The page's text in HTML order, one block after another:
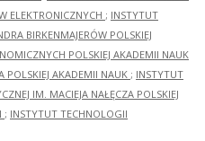
ELEKTRONICZNYCH ; INSTYTUT
BIRKENMAJERÓW POLSKIEJ
POLSKIEJ AKADEMII NAUK
POLSKIEJ AKADEMII NAUK ; INSTYTUT
IM. MACIEJA NAŁĘCZA POLSKIEJ
; INSTYTUT TECHNOLOGII